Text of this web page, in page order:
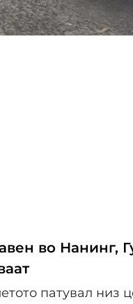
во Нанинг,
патувал низ